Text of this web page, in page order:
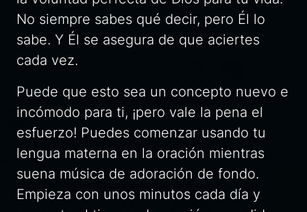
No siempre sabes qué decir, pero Él lo
sabe. Y Él se asegura de que aciertes
cada vez.
Puede que esto sea un concepto nuevo e
incómodo para ti, ¡pero vale la pena el
esfuerzo! Puedes comenzar usando tu
lengua materna en la oración mientras
suena música de adoración de fondo.
Empieza con unos minutos cada día y